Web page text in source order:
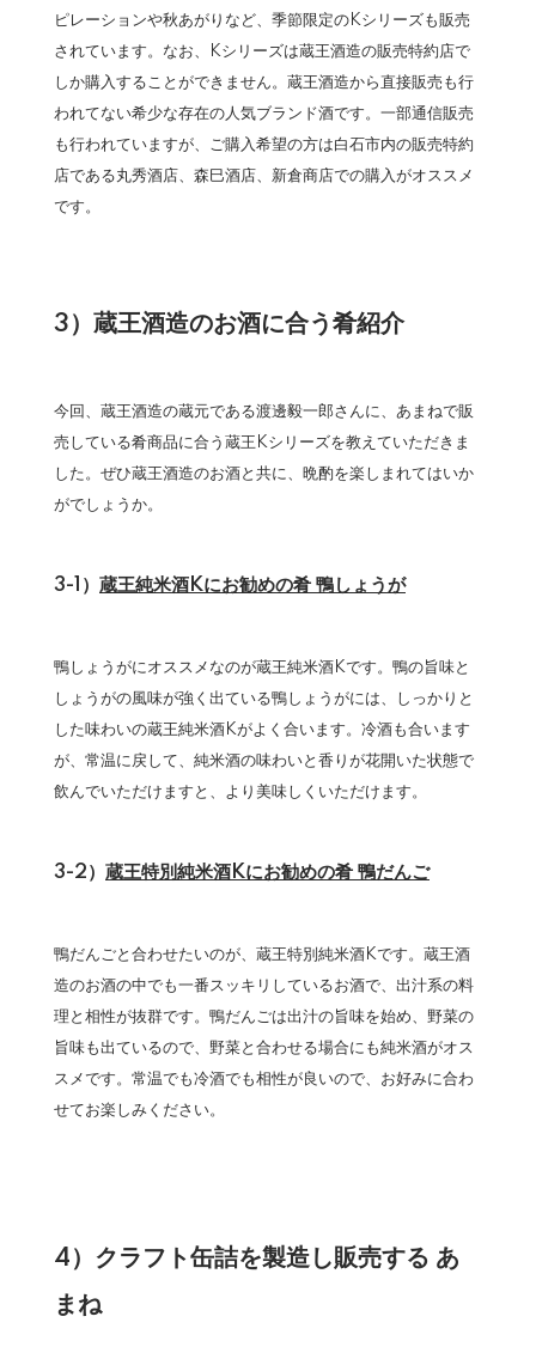
ピレーションや秋あがりなど、季節限定のKシリーズも販売
されています。なお、Kシリーズは蔵王酒造の販売特約店で
しか購入することができません。蔵王酒造から直接販売も行
われてない希少な存在の人気ブランド酒です。一部通信販売
も行われていますが、ご購入希望の方は白石市内の販売特約
店である丸秀酒店、森巳酒店、新倉商店での購入がオススメ
です。
3）蔵王酒造のお酒に合う肴紹介
今回、蔵王酒造の蔵元である渡邊毅一郎さんに、あまねで販
売している肴商品に合う蔵王Kシリーズを教えていただきま
した。ぜひ蔵王酒造のお酒と共に、晩酌を楽しまれてはいか
がでしょうか。
3-1） 蔵王純米酒Kにお勧めの肴 鴨しょうが
鴨しょうがにオススメなのが蔵王純米酒Kです。鴨の旨味と
しょうがの風味が強く出ている鴨しょうがには、しっかりと
した味わいの蔵王純米酒Kがよく合います。冷酒も合います
が、常温に戻して、純米酒の味わいと香りが花開いた状態で
飲んでいただけますと、より美味しくいただけます。
3-2） 蔵王特別純米酒Kにお勧めの肴 鴨だんご
鴨だんごと合わせたいのが、蔵王特別純米酒Kです。蔵王酒
造のお酒の中でも一番スッキリしているお酒で、出汁系の料
理と相性が抜群です。鴨だんごは出汁の旨味を始め、野菜の
旨味も出ているので、野菜と合わせる場合にも純米酒がオス
スメです。常温でも冷酒でも相性が良いので、お好みに合わ
せてお楽しみください。
4）クラフト缶詰を製造し販売する あ
まね